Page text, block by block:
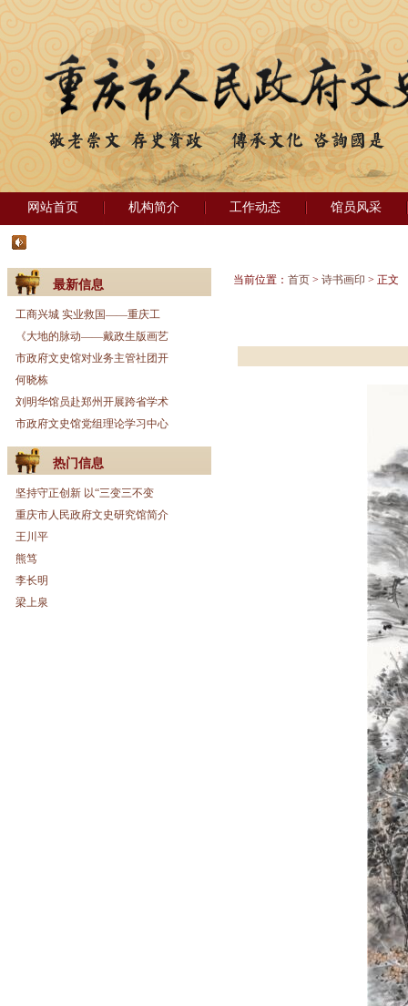
网站首页 机构简介 工作动态 馆员风采
最新信息
工商兴城 实业救国——重庆工
《大地的脉动——戴政生版画艺
市政府文史馆对业务主管社团开
何晓栋
刘明华馆员赴郑州开展跨省学术
市政府文史馆党组理论学习中心
热门信息
坚持守正创新 以“三变三不变
重庆市人民政府文史研究馆简介
王川平
熊笃
李长明
梁上泉
当前位置： 首页 > 诗书画印 > 正文